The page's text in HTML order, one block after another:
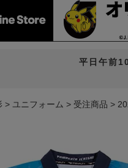
平日午前
ユニフォーム 受注商品